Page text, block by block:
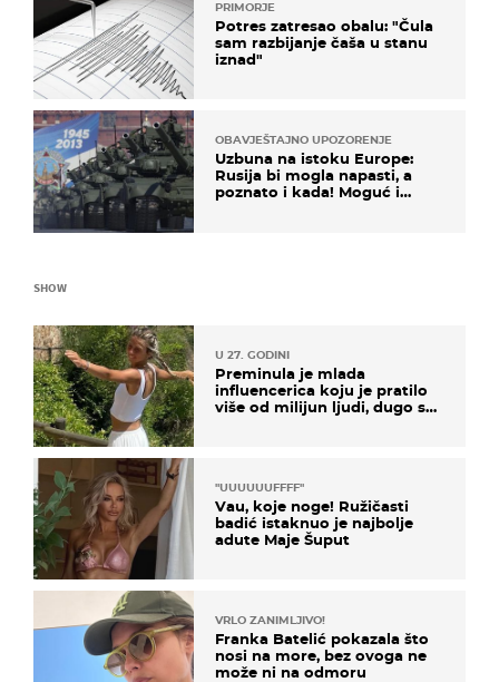
PRIMORJE
Potres zatresao obalu: "Čula
sam razbijanje čaša u stanu
iznad"
OBAVJEŠTAJNO UPOZORENJE
Uzbuna na istoku Europe:
Rusija bi mogla napasti, a
poznato i kada! Moguć i
SHOW
U 27. GODINI
Preminula je mlada
influencerica koju je pratilo
više od milijun ljudi, dugo se
"UUUUUUFFFF"
Vau, koje noge! Ružičasti
badić istaknuo je najbolje
adute Maje Šuput
VRLO ZANIMLJIVO!
Franka Batelić pokazala što
nosi na more, bez ovoga ne
može ni na odmoru